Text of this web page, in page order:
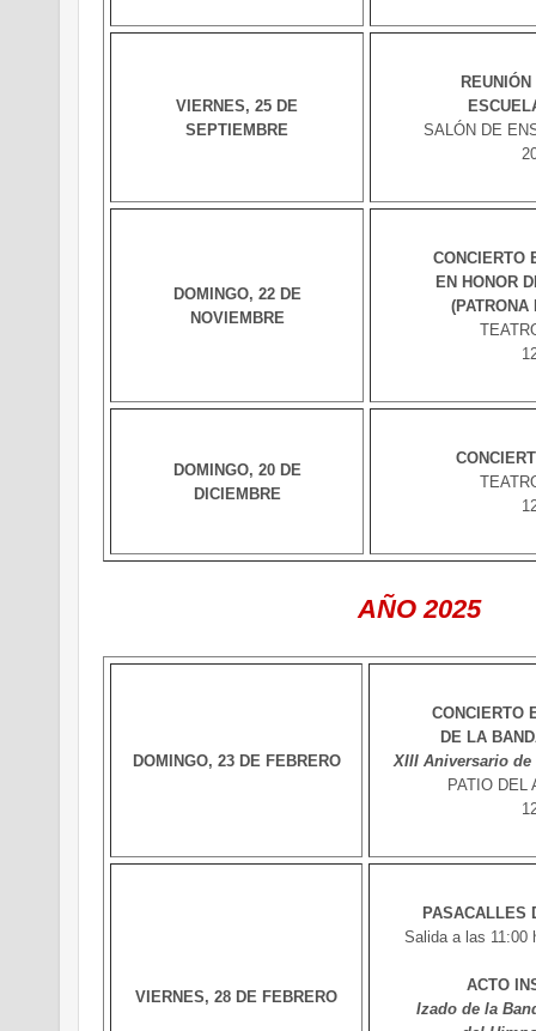
VIERNES, 25 DE
SEPTIEMBRE
SALÓN DE
DOMINGO, 22 DE
NOVIEMBRE
CONCIERTO
EN HONOR
(PATRONA
DOMINGO, 20 DE
DICIEMBRE
AÑO 2025
DOMINGO, 23 DE FEBRERO
CONCIERTO
DE LA
XIII Aniversario
PATIO DEL
VIERNES, 28 DE FEBRERO
PASACALLES
Salida a las 11:00
ACTO
Izado de la